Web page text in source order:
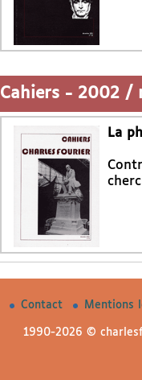
Cahiers - 2002 /
La
Contact Mentions
1990-2026 ©